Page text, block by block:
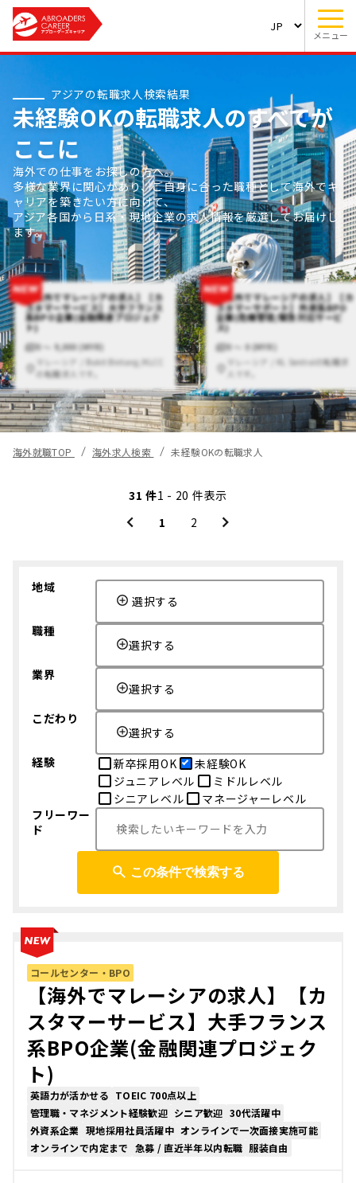
メニュー
アジアの転職求人検索結果
未経験OKの転職求人のすべてが
ここに
海外での仕事をお探しの方へ。
多様な業界に関心があり、ご自身に合った職種として海外でキ
ャリアを築きたい方に向けて、
アジア各国から日系・現地企業の求人情報を厳選してお届けし
ます。
【海外でマレーシアの求人】【カ
スタマーサービス】大手フランス
系BPO企業(金融関連プロジェク
ト)
0 〜 9,000 (MYR)
マレーシア / Bukit Bintang/KLCC
の転職求人です。
【海外でマレーシアの求人】【カ
スタマーサポート】外資系BPO
企業(危機管理/緊急対応サービ
ス)
0 〜 0 (MYR)
マレーシア / KL Sentralの転職求
人です。
海外就職TOP 海外求人検索 未経験OKの転職求人
31 件1 - 20 件表示
1
2
地域
選択する
職種
選択する
業界
選択する
こだわり
選択する
経験
新卒採用OK
未経験OK
ジュニアレベル
ミドルレベル
シニアレベル
マネージャーレベル
フリーワー
ド
この条件で検索する
コールセンター・BPO
【海外でマレーシアの求人】【カ
スタマーサービス】大手フランス
系BPO企業(金融関連プロジェク
ト)
英語力が活かせる TOEIC 700点以上
管理職・マネジメント経験歓迎 シニア歓迎 30代活躍中
外資系企業 現地採用社員活躍中 オンラインで一次面接実施可能
オンラインで内定まで 急募 / 直近半年以内転職 服装自由